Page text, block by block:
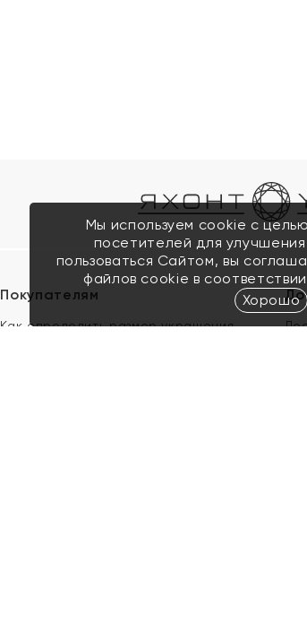
Покупателям
Как определить размер украшения
Мы используем cookie с
посетителей для
пользоваться Сайтом, вы
файлов cookie в
Хорошо